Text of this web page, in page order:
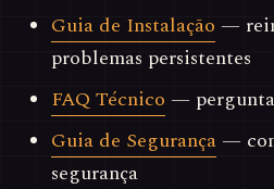
Guia de Instalação —
problemas persistentes
FAQ Técnico —
Guia de Segurança —
segurança